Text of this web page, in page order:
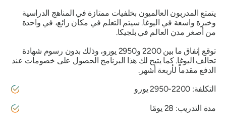
يتمتع المدربون العالميون بخلفيات ممتازة في المناهج الدراسية
وخبرة واسعة في اليوغا. سيتم التعلم في مكان رائع، في واحدة
من أصغر مدن العالم في بلجيكا.
توقع إنفاق ما بين 2200 و2950 يورو، وذلك بدون رسوم شهادة
تحالف اليوغا. كما يتيح لك هذا البرنامج الحصول على خصومات عند
الدفع مقدماً لأربعة أشهر.
التكلفة: 2200-2950 يورو
مدة التدريب: 28 يومًا